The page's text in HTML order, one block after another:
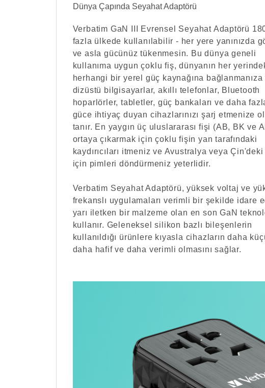
Dünya Çapında Seyahat Adaptörü
Verbatim GaN III Evrensel Seyahat Adaptörü
fazla ülkede kullanılabilir - her yere yanınızda
ve asla gücünüz tükenmesin. Bu dünya geneli
kullanıma uygun çoklu fiş, dünyanın her
herhangi bir yerel güç kaynağına bağlanmanıza
dizüstü bilgisayarlar, akıllı telefonlar, Bluetooth
hoparlörler, tabletler, güç bankaları ve daha
güce ihtiyaç duyan cihazlarınızı şarj etmenize
tanır. En yaygın üç uluslararası fişi (AB, BK ve
ortaya çıkarmak için çoklu fişin yan tarafındaki
kaydırıcıları itmeniz ve Avustralya veya
için pimleri döndürmeniz yeterlidir.
Verbatim Seyahat Adaptörü, yüksek voltaj ve
frekanslı uygulamaları verimli bir şekilde idare
yarı iletken bir malzeme olan en son GaN
kullanır. Geleneksel silikon bazlı bileşenlerin
kullanıldığı ürünlere kıyasla cihazların daha
daha hafif ve daha verimli olmasını sağlar.